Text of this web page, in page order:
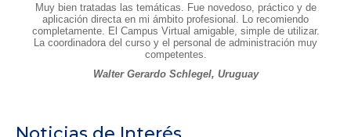
Muy bien tratadas las temáticas. Fue novedoso, práctico y de
aplicación directa en mi ámbito profesional. Lo recomiendo
completamente. El Campus Virtual amigable, simple de utilizar.
La coordinadora del curso y el personal de administración muy
competentes.
Walter Gerardo Schlegel, Uruguay